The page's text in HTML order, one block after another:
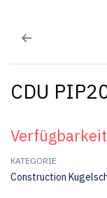
CDU
KATEGORIE
Construction